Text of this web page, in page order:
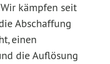
kämpfen seit
Abschaffung
einen
die Auflösung